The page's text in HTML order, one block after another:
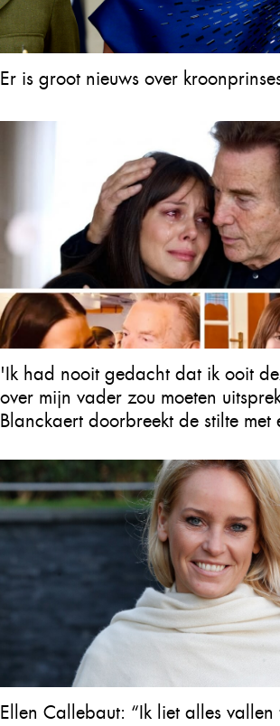
Er is groot nieuws over
'Ik had nooit gedacht dat ik ooit
over mijn vader zou moeten
Blanckaert doorbreekt de stilte met
achterlaat
Ellen Callebaut: “Ik liet alles vallen